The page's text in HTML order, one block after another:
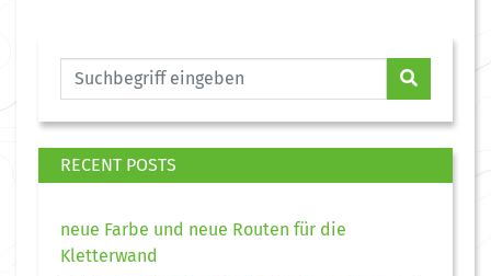
RECENT POSTS
neue Farbe und neue Routen für die
Kletterwand